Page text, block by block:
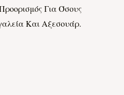
Για Όσους
Και Αξεσουάρ.